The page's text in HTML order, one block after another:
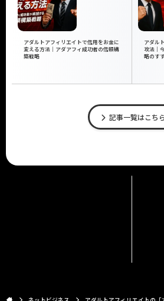
アダルトアフィリエイトで信用をお金に
変える方法｜アダアフィ成功者の信頼構
築戦略
アダル
攻法｜
略のす
記事一覧はこち